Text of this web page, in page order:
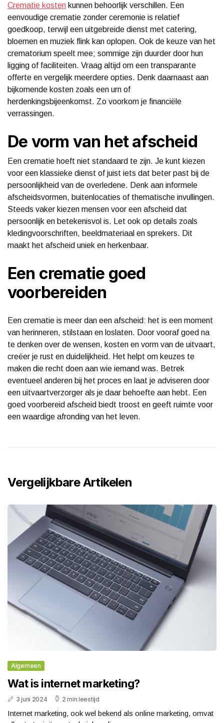
Crematie kosten kunnen behoorlijk verschillen. Een
eenvoudige crematie zonder ceremonie is relatief
goedkoop, terwijl een uitgebreide dienst met catering,
bloemen en muziek flink kan oplopen. Ook de keuze van het
crematorium speelt mee; sommige zijn duurder door hun
ligging of faciliteiten. Vraag altijd om een transparante
offerte en vergelijk meerdere opties. Denk daarnaast aan
bijkomende kosten zoals een urn of
herdenkingsbijeenkomst. Zo voorkom je financiële
verrassingen.
De vorm van het afscheid
Een crematie hoeft niet standaard te zijn. Je kunt kiezen
voor een klassieke dienst of juist iets dat beter past bij de
persoonlijkheid van de overledene. Denk aan informele
afscheidsvormen, buitenlocaties of thematische invullingen.
Steeds vaker kiezen mensen voor een afscheid dat
persoonlijk en betekenisvol is. Let ook op details zoals
kledingvoorschriften, beeldmateriaal en sprekers. Dit
maakt het afscheid uniek en herkenbaar.
Een crematie goed
voorbereiden
Een crematie is meer dan een afscheid: het is een moment
van herinneren, stilstaan en loslaten. Door vooraf goed na
te denken over de wensen, kosten en vorm van de uitvaart,
creëer je rust en duidelijkheid. Het helpt om keuzes te
maken die recht doen aan wie iemand was. Betrek
eventueel anderen bij het proces en laat je adviseren door
een uitvaartverzorger als je daar behoefte aan hebt. Een
goed voorbereid afscheid biedt troost en geeft ruimte voor
een waardige afronding van het leven.
Vergelijkbare Artikelen
Algemeen
Wat is internet marketing?
3 juni 2024 2 min leestijd
Internet marketing, ook wel bekend als online marketing, omvat